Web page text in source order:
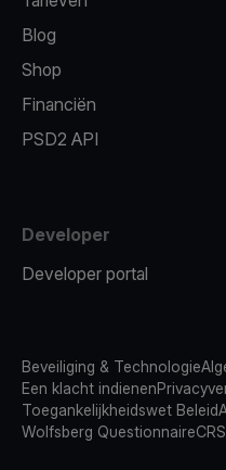
Blog
Shop
Financiën
PSD2 API
Developer
Developer portal
Beveiliging & Technologie
Een klacht indienen
Toegankelijkheidswet Beleid
Wolfsberg QuestionnaireCRS